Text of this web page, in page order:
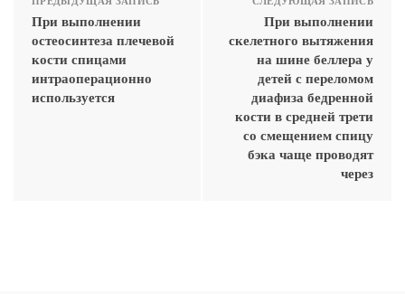
При выполнении
остеосинтеза плечевой
кости спицами
интраоперационно
используется
При выполнении
скелетного вытяжения
на шине беллера у
детей с переломом
диафиза бедренной
кости в средней трети
со смещением спицу
бэка чаще проводят
через